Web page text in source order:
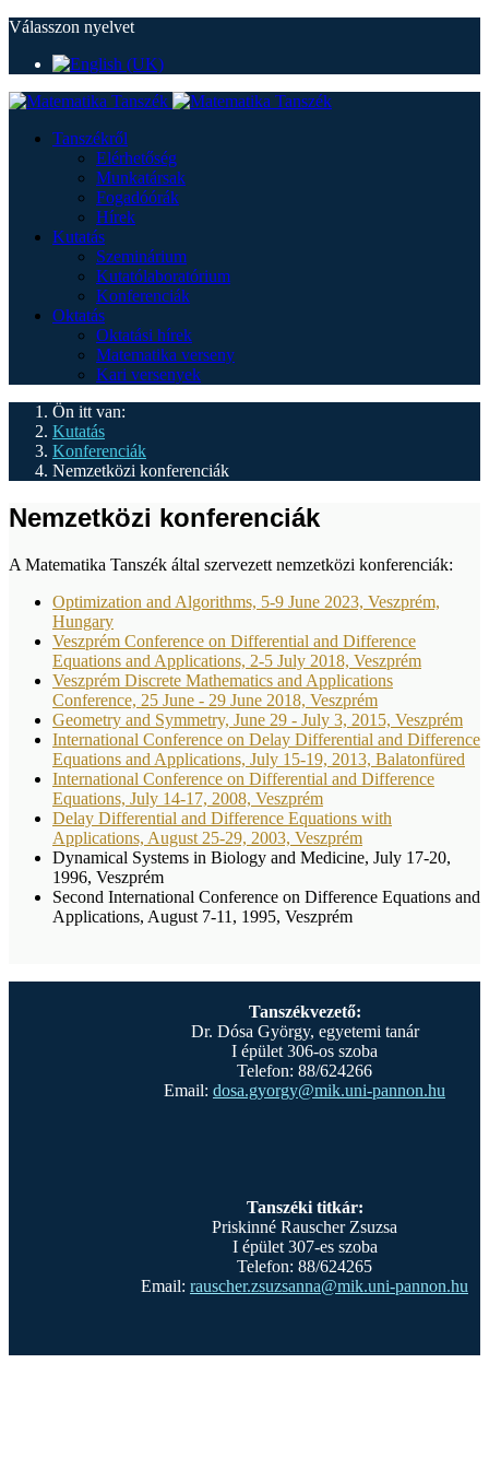
Válasszon nyelvet
Tanszékről
Elérhetőség
Munkatársak
Fogadóórák
Hírek
Kutatás
Szeminárium
Kutatólaboratórium
Konferenciák
Oktatás
Oktatási hírek
Matematika verseny
Kari versenyek
Ön itt van:
Kutatás
Konferenciák
Nemzetközi konferenciák
Nemzetközi konferenciák
A Matematika Tanszék által szervezett nemzetközi konferenciák:
Optimization and Algorithms, 5-9 June 2023, Veszprém,
Hungary
Veszprém Conference on Differential and Difference
Equations and Applications, 2-5 July 2018, Veszprém
Veszprém Discrete Mathematics and Applications
Conference, 25 June - 29 June 2018, Veszprém
Geometry and Symmetry, June 29 - July 3, 2015, Veszprém
International Conference on Delay Differential and Difference
Equations and Applications, July 15-19, 2013, Balatonfüred
International Conference on Differential and Difference
Equations, July 14-17, 2008, Veszprém
Delay Differential and Difference Equations with
Applications, August 25-29, 2003, Veszprém
Dynamical Systems in Biology and Medicine, July 17-20,
1996, Veszprém
Second International Conference on Difference Equations and
Applications, August 7-11, 1995, Veszprém
Tanszékvezető:
Dr. Dósa György, egyetemi tanár
I épület 306-os szoba
Telefon: 88/624266
Email: dosa.gyorgy@mik.uni-pannon.hu
Tanszéki titkár:
Priskinné Rauscher Zsuzsa
I épület 307-es szoba
Telefon: 88/624265
Email: rauscher.zsuzsanna@mik.uni-pannon.hu